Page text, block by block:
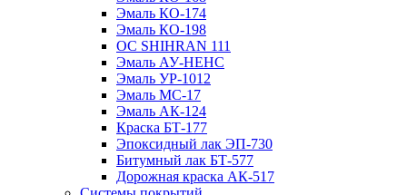
Эмаль КО-174
Эмаль КО-198
ОС SHIHRAN 111
Эмаль АУ-НЕНС
Эмаль УР-1012
Эмаль МС-17
Эмаль АК-124
Краска БТ-177
Эпоксидный лак ЭП-730
Битумный лак БТ-577
Дорожная краска АК-517